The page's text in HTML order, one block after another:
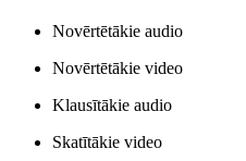
Novērtētākie audio
Novērtētākie video
Klausītākie audio
Skatītākie video